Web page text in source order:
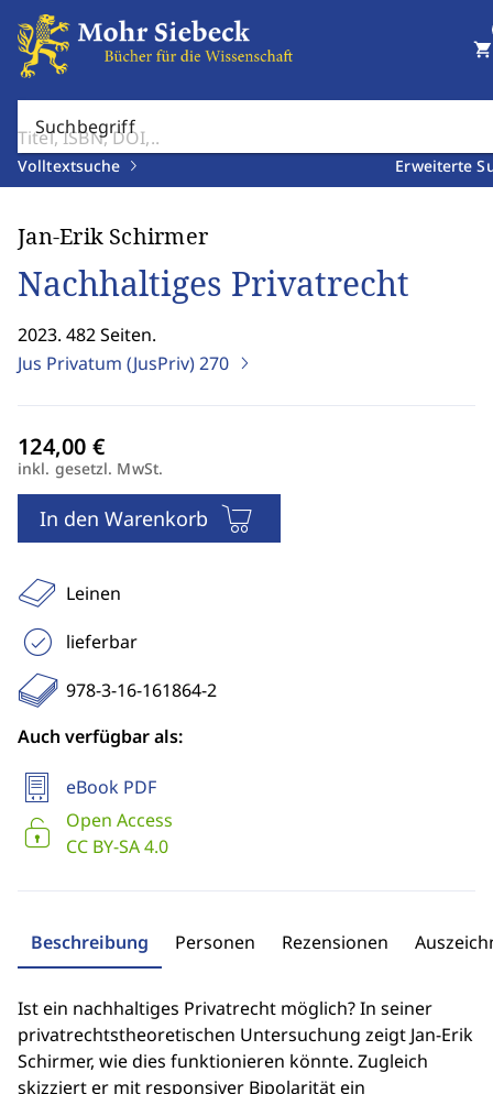
Suchbegriff
Volltextsuche Erweiterte
shopping_cart
Jan-Erik Schirmer
Nachhaltiges Privatrecht
2023. 482 Seiten.
Jus Privatum (JusPriv)270
inkl. gesetzl. MwSt.
In den Warenkorb
Leinen
lieferbar
978-3-16-161864-2
Auch verfügbar als:
eBook PDF
Open Access
CC BY-SA 4.0
Beschreibung Personen Rezensionen
Ist ein nachhaltiges Privatrecht möglich? In seiner
privatrechtstheoretischen Untersuchung zeigt Jan-Erik
Schirmer, wie dies funktionieren könnte. Zugleich
skizziert er mit responsiver Bipolarität ein